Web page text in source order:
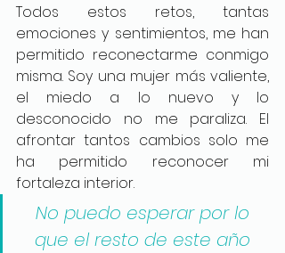
Todos estos retos, tantas
emociones y sentimientos, me han
permitido reconectarme conmigo
misma. Soy una mujer más valiente,
el miedo a lo nuevo y lo
desconocido no me paraliza. El
afrontar tantos cambios solo me
ha permitido reconocer mi
fortaleza interior.
No puedo esperar por lo
que el resto de este año